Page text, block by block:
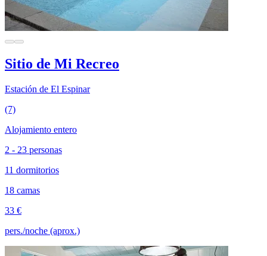
Sitio de Mi Recreo
Estación de El Espinar
(7)
Alojamiento entero
2 - 23 personas
11 dormitorios
18 camas
33 €
pers./noche (aprox.)